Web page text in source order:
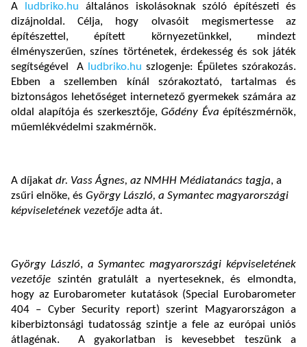
A ludbriko.hu általános iskolásoknak szóló építészeti és
dizájnoldal. Célja, hogy olvasóit megismertesse az
építészettel, épített környezetünkkel, mindezt
élményszerűen, színes történetek, érdekesség és sok játék
segítségével A
ludbriko.hu szlogenje: Épületes szórakozás.
Ebben a szellemben kínál szórakoztató, tartalmas és
biztonságos lehetőséget internetező gyermekek számára az
oldal alapítója és szerkesztője, Gődény Éva építészmérnök,
műemlékvédelmi szakmérnök.
A díjakat dr. Vass Ágnes, az NMHH Médiatanács tagja, a
zsűri elnöke, és György László, a Symantec magyarországi
képviseletének vezetője adta át.
György László, a Symantec magyarországi képviseletének
vezetője szintén gratulált a nyerteseknek, és elmondta,
hogy az Eurobarometer kutatások (Special Eurobarometer
404 – Cyber Security report) szerint Magyarországon a
kiberbiztonsági tudatosság szintje a fele az európai uniós
átlagénak. A gyakorlatban is kevesebbet teszünk a